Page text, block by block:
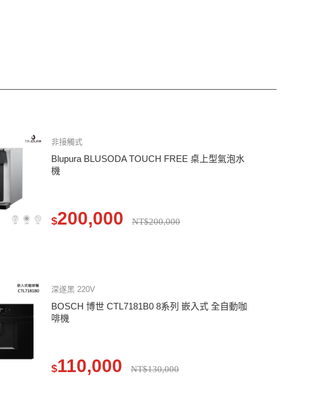
非接觸式
Blupura BLUSODA TOUCH FREE 桌上型氣泡水
機
$200,000 NT$200,000
深遂黑 220V
BOSCH 博世 CTL7181B0 8系列 嵌入式 全自動咖
啡機
$110,000 NT$130,000